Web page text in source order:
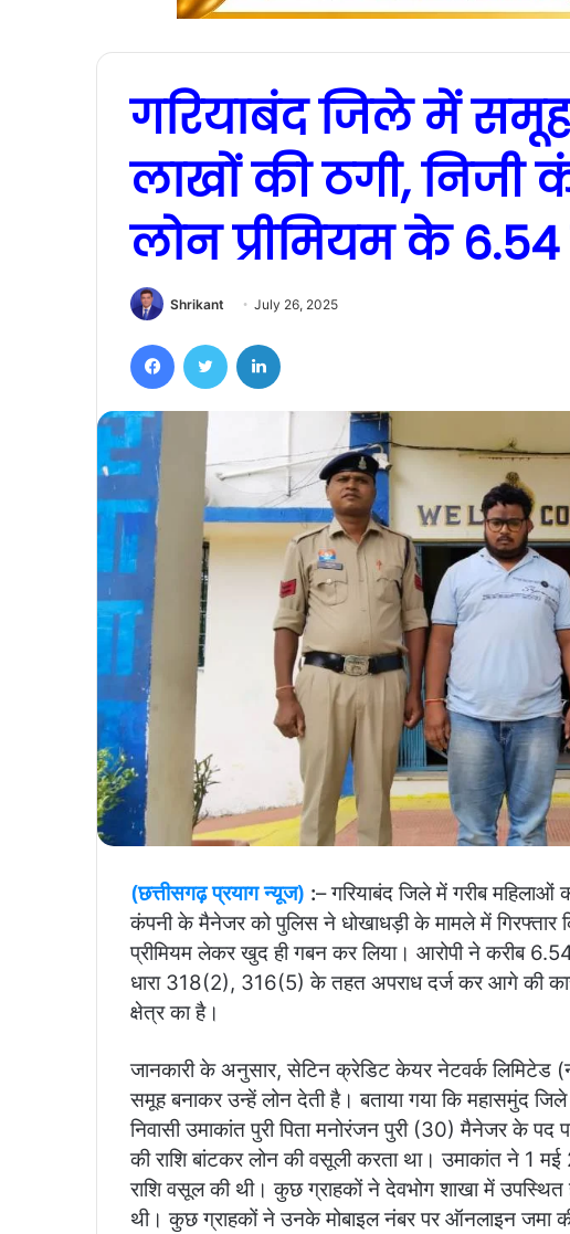
गरियाबंद जिले में
लाखों की ठगी,
लोन प्रीमियम के
Shrikant July 26, 2025
(छत्तीसगढ़ प्रयाग न्यूज) :– गरियाबंद जिले में गरीब
कंपनी के मैनेजर को पुलिस ने धोखाधड़ी के मामले में
प्रीमियम लेकर खुद ही गबन कर लिया। आरोपी ने करीब
धारा 318(2), 316(5) के तहत अपराध दर्ज कर आगे की
क्षेत्र का है।
जानकारी के अनुसार, सेटिन क्रेडिट केयर नेटवर्क लिमिटेड
समूह बनाकर उन्हें लोन देती है। बताया गया कि महासमुंद जिले
निवासी उमाकांत पुरी पिता मनोरंजन पुरी (30) मैनेजर के पद
की राशि बांटकर लोन की वसूली करता था। उमाकांत ने 1
राशि वसूल की थी। कुछ ग्राहकों ने देवभोग शाखा में उपस्थित
थी। कुछ ग्राहकों ने उनके मोबाइल नंबर पर ऑनलाइन जमा